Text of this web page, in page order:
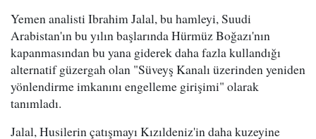
Yemen analisti Ibrahim Jalal, bu hamleyi, Suudi
Arabistan'ın bu yılın başlarında Hürmüz Boğazı'nın
kapanmasından bu yana giderek daha fazla kullandığı
alternatif güzergah olan "Süveyş Kanalı üzerinden yeniden
yönlendirme imkanını engelleme girişimi" olarak
tanımladı.
Jalal, Husilerin çatışmayı Kızıldeniz'in daha kuzeyine